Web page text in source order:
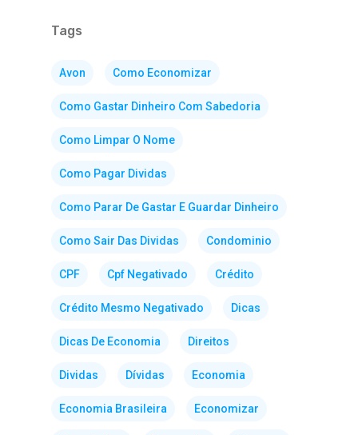
Tags
Avon Como Economizar
Como Gastar Dinheiro Com Sabedoria
Como Limpar O Nome
Como Pagar Dividas
Como Parar De Gastar E Guardar Dinheiro
Como Sair Das Dividas Condominio
CPF Cpf Negativado Crédito
Crédito Mesmo Negativado Dicas
Dicas De Economia Direitos
Dividas Dívidas Economia
Economia Brasileira Economizar